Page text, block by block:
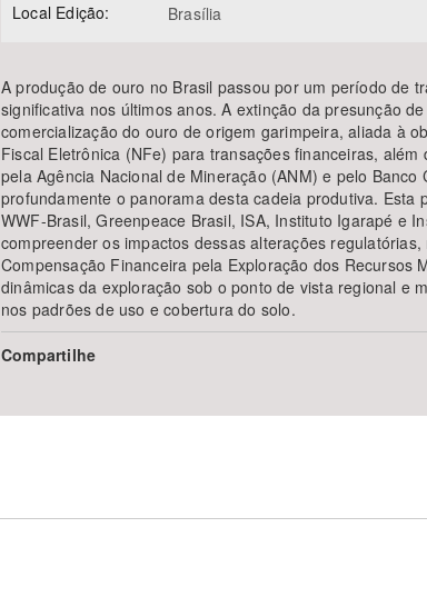
Local Edição: Brasília
A produção de ouro no Brasil passou por um período de
significativa nos últimos anos. A extinção da presunção
comercialização do ouro de origem garimpeira, aliada à
Fiscal Eletrônica (NFe) para transações financeiras, além
pela Agência Nacional de Mineração (ANM) e pelo Banco
profundamente o panorama desta cadeia produtiva. Esta
WWF-Brasil, Greenpeace Brasil, ISA, Instituto Igarapé e
compreender os impactos dessas alterações
Compensação Financeira pela Exploração dos Recursos
dinâmicas da exploração sob o ponto de vista regional e
nos padrões de uso e cobertura do solo.
Compartilhe